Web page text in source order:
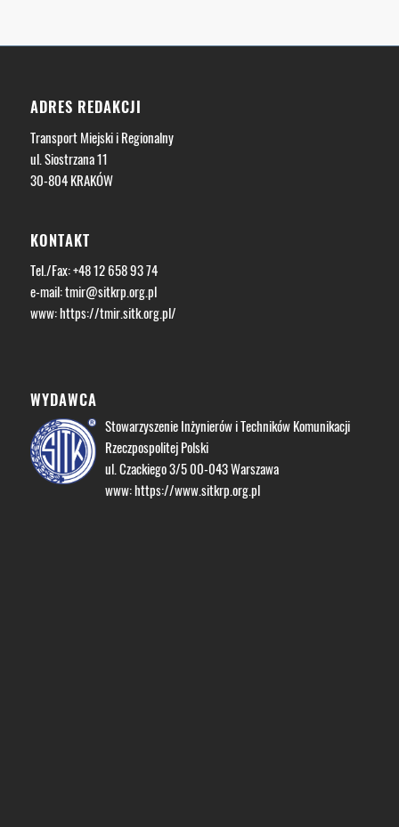
ADRES REDAKCJI
Transport Miejski i Regionalny
ul. Siostrzana 11
30-804 KRAKÓW
KONTAKT
Tel./Fax: +48 12 658 93 74
e-mail:tmir@sitkrp.org.pl
www:https://tmir.sitk.org.pl/
WYDAWCA
Stowarzyszenie Inżynierów i Techników Komunikacji
Rzeczpospolitej Polski
ul. Czackiego 3/5 00-043 Warszawa
www:https://www.sitkrp.org.pl